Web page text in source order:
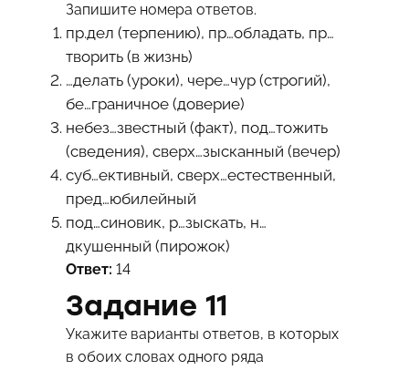
Запишите номера ответов.
пр.дел (терпению), пр…обладать, пр…
творить (в жизнь)
…делать (уроки), чере…чур (строгий),
бе…граничное (доверие)
небез…звестный (факт), под…тожить
(сведения), сверх…зысканный (вечер)
суб…ективный, сверх…естественный,
пред…юбилейный
под…синовик, р…зыскать, н…
дкушенный (пирожок)
Ответ: 14
Задание 11
Укажите варианты ответов, в которых
в обоих словах одного ряда